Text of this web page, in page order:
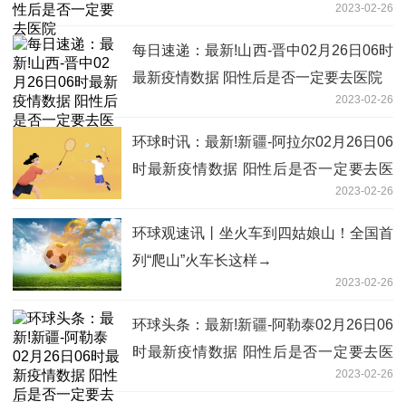
2023-02-26
每日速递：最新!山西-晋中02月26日06时
最新疫情数据 阳性后是否一定要去医院
2023-02-26
环球时讯：最新!新疆-阿拉尔02月26日06
时最新疫情数据 阳性后是否一定要去医
2023-02-26
环球观速讯丨坐火车到四姑娘山！全国首
列“爬山”火车长这样→
2023-02-26
环球头条：最新!新疆-阿勒泰02月26日06
时最新疫情数据 阳性后是否一定要去医
2023-02-26